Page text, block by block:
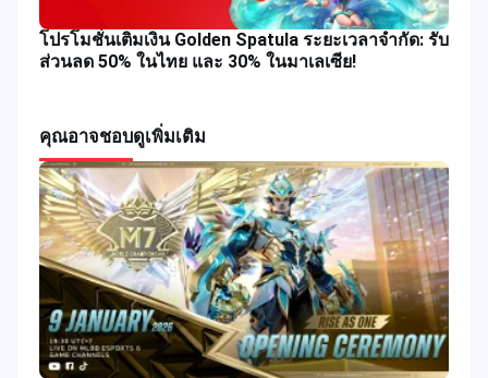
โปรโมชั่นเติมเงิน Golden Spatula ระยะเวลาจำกัด: รับ
ส่วนลด 50% ในไทย และ 30% ในมาเลเซีย!
คุณอาจชอบดูเพิ่มเติม